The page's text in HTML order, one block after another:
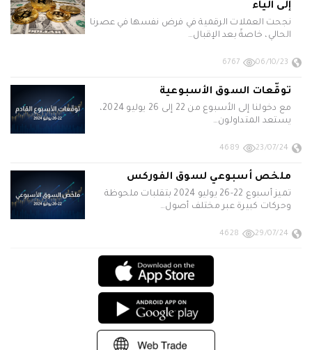
إلى الياء
نجحت العملات الرقمية في فرض نفسها في عصرنا
الحالي، خاصةً بعد الإقبال…
06/10/23
6767
توقّعات السوق الأسبوعية
مع دخولنا إلى الأسبوع من 22 إلى 26 يوليو 2024،
يستعد المتداولون…
23/07/24
4689
ملخص أسبوعي لسوق الفوركس
تميز أسبوع 22-26 يوليو 2024 بتقلبات ملحوظة
وحركات كبيرة عبر مختلف أصول…
29/07/24
4628